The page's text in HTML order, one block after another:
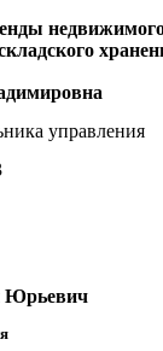
управления
Юрьевич